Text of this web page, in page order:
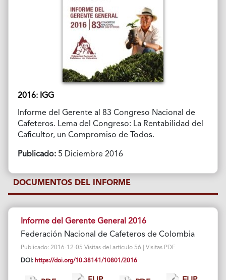
2016: IGG
Informe del Gerente al 83 Congreso Nacional de
Cafeteros. Lema del Congreso: La Rentabilidad del
Caficultor, un Compromiso de Todos.
Publicado:5 Diciembre 2016
DOCUMENTOS DEL INFORME
Informe del Gerente General 2016
Federación Nacional de Cafeteros de Colombia
Publicado: 2016-12-05 Visitas del artículo 56 | Visitas PDF
DOI: https://doi.org/10.38141/10801/2016